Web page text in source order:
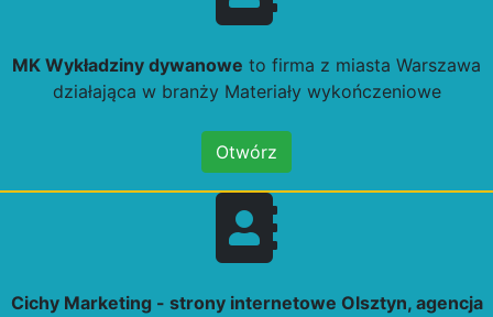
MK Wykładziny dywanowe to firma z miasta Warszawa
działająca w branży Materiały wykończeniowe
Otwórz
Cichy Marketing - strony internetowe Olsztyn, agencja